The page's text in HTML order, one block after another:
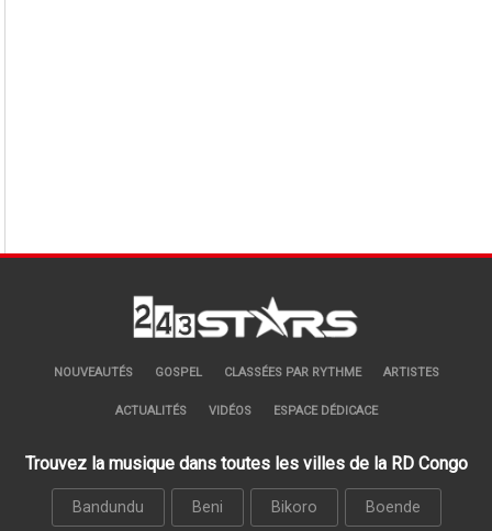
NOUVEAUTÉS GOSPEL CLASSÉES PAR RYTHME ARTISTES
ACTUALITÉS VIDÉOS ESPACE DÉDICACE
Trouvez la musique dans toutes les villes de la RD Congo
Bandundu Beni Bikoro Boende